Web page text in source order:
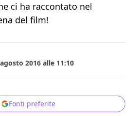
ci ha raccontato nel
del film!
2016 alle 11:10
Fonti preferite